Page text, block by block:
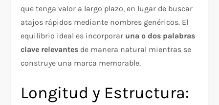
que tenga valor a largo plazo, en lugar de buscar
atajos rápidos mediante nombres genéricos. El
equilibrio ideal es incorporar una o dos palabras
clave relevantes de manera natural mientras se
construye una marca memorable.​
Longitud y Estructura: